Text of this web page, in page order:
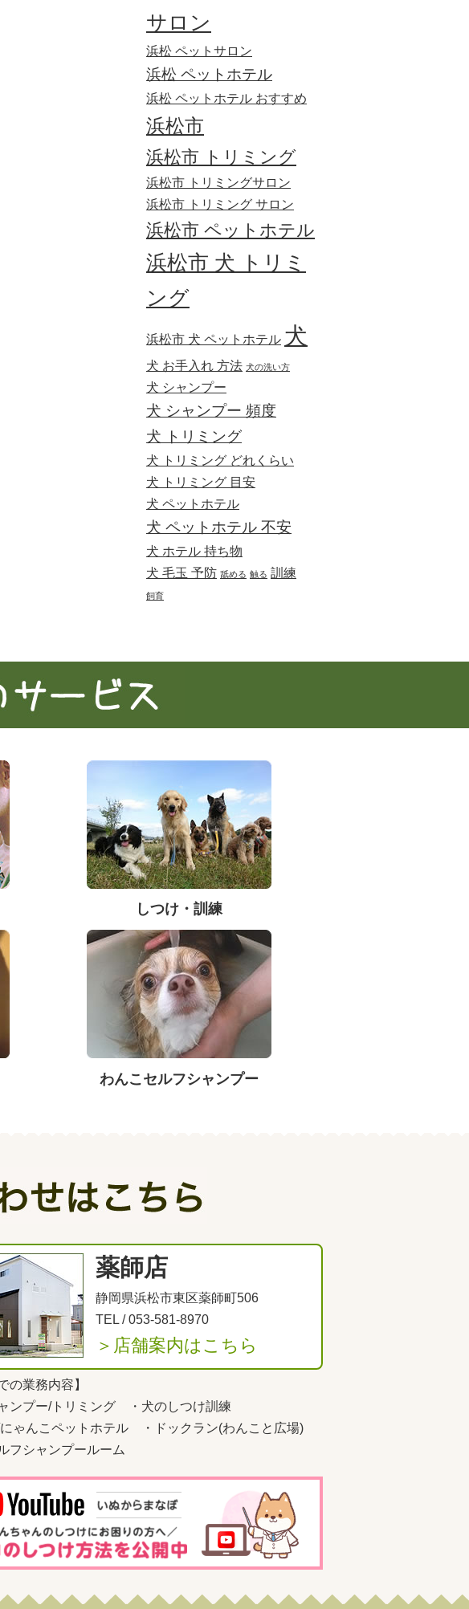
サロン
浜松 ペットサロン
浜松 ペットホテル
浜松 ペットホテル おすすめ
浜松市
浜松市 トリミング
浜松市 トリミングサロン
浜松市 トリミング サロン
浜松市 ペットホテル
浜松市 犬 トリミ
ング
浜松市 犬 ペットホテル 犬
犬 お手入れ 方法 犬の洗い方
犬 シャンプー
犬 シャンプー 頻度
犬 トリミング
犬 トリミング どれくらい
犬 トリミング 目安
犬 ペットホテル
犬 ペットホテル 不安
犬 ホテル 持ち物
犬 毛玉 予防 舐める 触る 訓練
飼育
しつけ・訓練
わんこセルフシャンプー
薬師店
静岡県浜松市東区薬師町506
TEL /053-581-8970
＞店舗案内はこちら
の業務内容】
ンプー/トリミング ・ 犬のしつけ訓練
にゃんこペットホテル ・
ドックラン(わんこと広場)
フシャンプールーム